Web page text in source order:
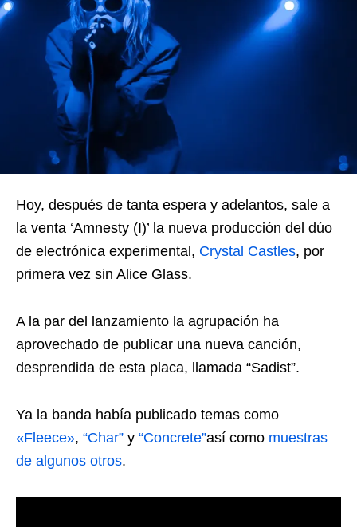
Hoy, después de tanta espera y adelantos, sale a
la venta ‘Amnesty (I)’ la nueva producción del dúo
de electrónica experimental, Crystal Castles, por
primera vez sin Alice Glass.
A la par del lanzamiento la agrupación ha
aprovechado de publicar una nueva canción,
desprendida de esta placa, llamada “Sadist”.
Ya la banda había publicado temas como
«Fleece», “Char” y “Concrete”así como muestras
de algunos otros.